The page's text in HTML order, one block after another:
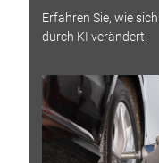
Erfahren Sie, wie
durch KI verändert.